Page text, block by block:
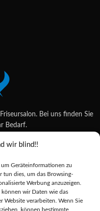
wir blind!!
Geräteinformationen zu
tun dies, um das Browsing-
Werbung anzuzeigen.
wir Daten wie das
Website verarbeiten. Wenn Sie
können bestimmte
Bei uns finden Sie
Bedarf.
Ausstattung
2025.